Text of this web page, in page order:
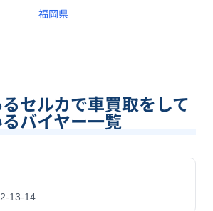
福岡県
セルカで車買取をして
バイヤー一覧
13-14